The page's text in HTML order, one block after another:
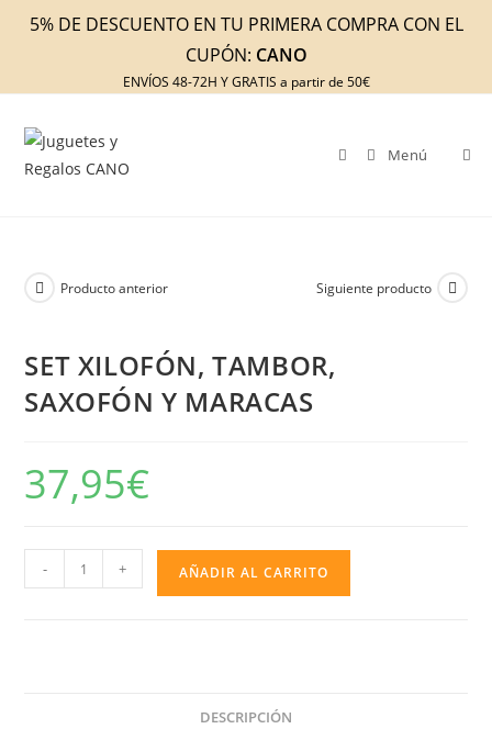
5% DE DESCUENTO EN TU PRIMERA COMPRA CON EL
CUPÓN: CANO
ENVÍOS 48-72H Y GRATIS a partir de 50€
Menú
Producto anterior Siguiente producto
SET XILOFÓN, TAMBOR,
SAXOFÓN Y MARACAS
37,95€
XILOFÓN,
- + AÑADIR AL CARRITO
DESCRIPCIÓN